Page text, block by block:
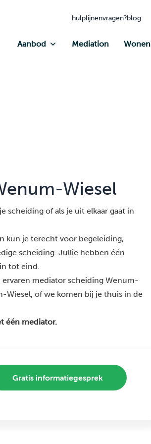
hulplijnenvragen?blog
Aanbod Mediation Wonen
Wiesel
scheiding of als je uit elkaar gaat in
kun je terecht voor begeleiding,
scheiding. Jullie hebben één
tot eind.
mediator scheiding Wenum-
Wiesel, of we komen bij je thuis in de
één mediator.
Gratis informatiegesprek